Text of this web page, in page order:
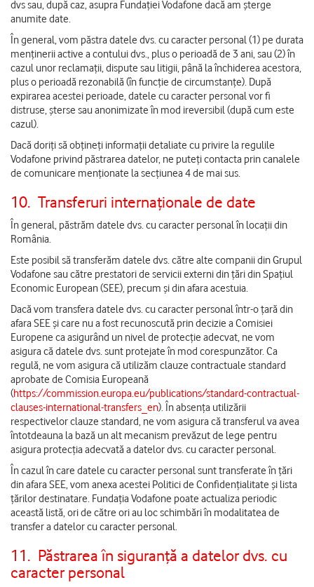
dvs sau, după caz, asupra Fundației Vodafone dacă am șterge
anumite date.
În general, vom păstra datele dvs. cu caracter personal (1) pe durata
menținerii active a contului dvs., plus o perioadă de 3 ani, sau (2) în
cazul unor reclamații, dispute sau litigii, până la închiderea acestora,
plus o perioadă rezonabilă (în funcție de circumstanțe). După
expirarea acestei perioade, datele cu caracter personal vor fi
distruse, șterse sau anonimizate în mod ireversibil (după cum este
cazul).
Dacă doriți să obțineți informații detaliate cu privire la regulile
Vodafone privind păstrarea datelor, ne puteți contacta prin canalele
de comunicare menționate la secțiunea 4 de mai sus.
10. Transferuri internaționale de date
În general, păstrăm datele dvs. cu caracter personal în locații din
România.
Este posibil să transferăm datele dvs. către alte companii din Grupul
Vodafone sau către prestatori de servicii externi din țări din Spațiul
Economic European (SEE), precum și din afara acestuia.
Dacă vom transfera datele dvs. cu caracter personal într-o țară din
afara SEE și care nu a fost recunoscută prin decizie a Comisiei
Europene ca asigurând un nivel de protecție adecvat, ne vom
asigura că datele dvs. sunt protejate în mod corespunzător. Ca
regulă, ne vom asigura că utilizăm clauze contractuale standard
aprobate de Comisia Europeană
(https://commission.europa.eu/publications/standard-contractual-
clauses-international-transfers_en). În absența utilizării
respectivelor clauze standard, ne vom asigura că transferul va avea
întotdeauna la bază un alt mecanism prevăzut de lege pentru
asigura protecția adecvată a datelor dvs. cu caracter personal.
În cazul în care datele cu caracter personal sunt transferate în țări
din afara SEE, vom anexa acestei Politici de Confidențialitate și lista
țărilor destinatare. Fundația Vodafone poate actualiza periodic
această listă, ori de către ori au loc schimbări în modalitatea de
transfer a datelor cu caracter personal.
11. Păstrarea în siguranță a datelor dvs. cu
caracter personal